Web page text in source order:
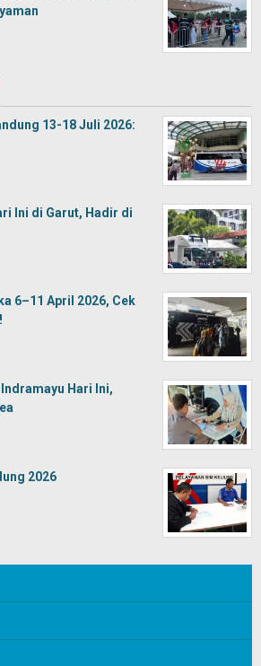
13-18 Juli 2026:
Ini di Garut, Hadir di
6–11 April 2026, Cek
Hari Ini,
2026